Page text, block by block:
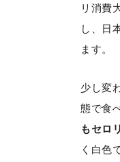
リ消費
し、日
ます。
少し変
態で食
もセロ
く白色